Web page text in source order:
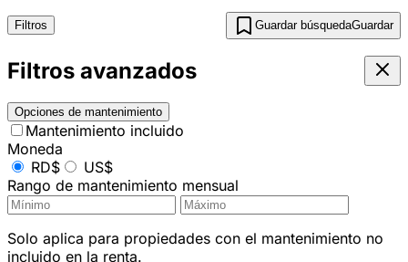
Filtros Guardar búsquedaGuardar
Filtros avanzados
Opciones de mantenimiento
Mantenimiento incluido
Moneda
RD$
US$
Rango de mantenimiento mensual
Solo aplica para propiedades con el mantenimiento no
incluido en la renta.